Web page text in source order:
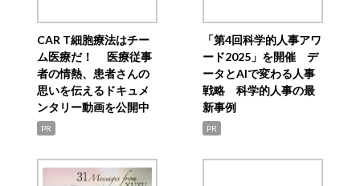
CAR T細胞療法はチー
ム医療だ！ 医療従事
者の情熱、患者さんの
思いを伝えるドキュメ
ンタリー動画を公開中
PR
「第4回科学的人事アワ
ード2025」を開催 デ
ータとAIで変わる人事
戦略 科学的人事の最
新事例
PR